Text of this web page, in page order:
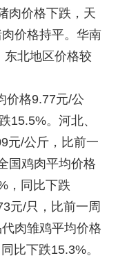
肉价格下跌，天
价格持平。华南
东北地区价格较
价格9.77元/公
15.5%。河北、
元/公斤，比前一
国鸡肉平均价格
，同比下跌
元/只，比前一周
肉雏鸡平均价格
比下跌15.3%。